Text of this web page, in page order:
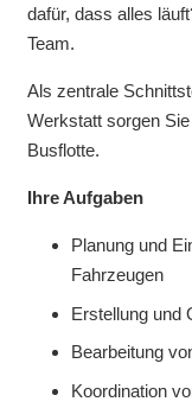
dafür, dass alles
Team.
Als zentrale
Werkstatt sorgen
Busflotte.
Ihre Aufgaben
Planung und
Fahrzeugen
Erstellung und
Bearbeitung
Koordination